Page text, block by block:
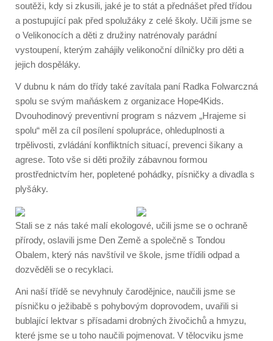
soutěži, kdy si zkusili, jaké je to stát a přednášet před třídou
a postupující pak před spolužáky z celé školy. Učili jsme se
o Velikonocích a děti z družiny natrénovaly parádní
vystoupení, kterým zahájily velikonoční dílničky pro děti a
jejich dospěláky.
V dubnu k nám do třídy také zavítala paní Radka Folwarczná
spolu se svým maňáskem z organizace Hope4Kids.
Dvouhodinový preventivní program s názvem „Hrajeme si
spolu“ měl za cíl posílení spolupráce, ohleduplnosti a
trpělivosti, zvládání konfliktních situací, prevenci šikany a
agrese. Toto vše si děti prožily zábavnou formou
prostřednictvím her, popletené pohádky, písničky a divadla s
plyšáky.
Stali se z nás také malí ekologové, učili jsme se o ochraně
přírody, oslavili jsme Den Země a společně s Tondou
Obalem, který nás navštívil ve škole, jsme třídili odpad a
dozvěděli se o recyklaci.
Ani naší třídě se nevyhnuly čarodějnice, naučili jsme se
písničku o ježibabě s pohybovým doprovodem, uvařili si
bublající lektvar s přísadami drobných živočichů a hmyzu,
které jsme se u toho naučili pojmenovat. V tělocviku jsme